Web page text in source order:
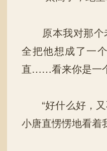
原本我对那个
全把他想成了一
直……看来你是一
“好什么好，又
小唐直愣愣地看着